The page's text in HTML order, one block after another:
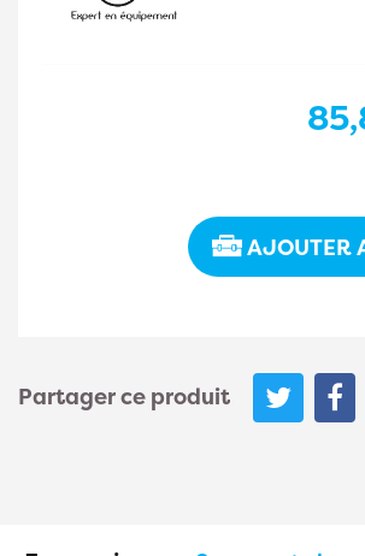
AJOUTER
Partager ce produit